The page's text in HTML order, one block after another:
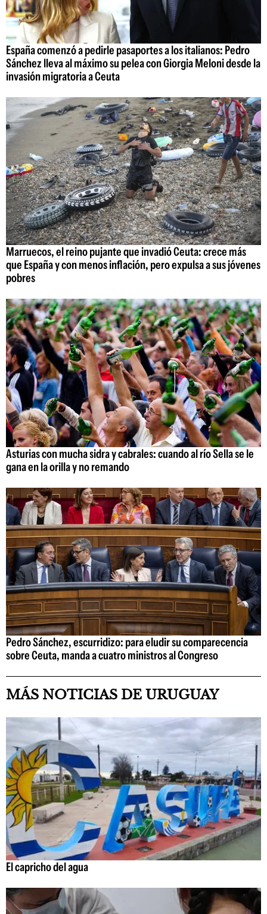
España comenzó a pedirle pasaportes a los italianos: Pedro
Sánchez lleva al máximo su pelea con Giorgia Meloni desde la
invasión migratoria a Ceuta
Marruecos, el reino pujante que invadió Ceuta: crece más
que España y con menos inflación, pero expulsa a sus jóvenes
pobres
Asturias con mucha sidra y cabrales: cuando al río Sella se le
gana en la orilla y no remando
Pedro Sánchez, escurridizo: para eludir su comparecencia
sobre Ceuta, manda a cuatro ministros al Congreso
MÁS NOTICIAS DE URUGUAY
El capricho del agua